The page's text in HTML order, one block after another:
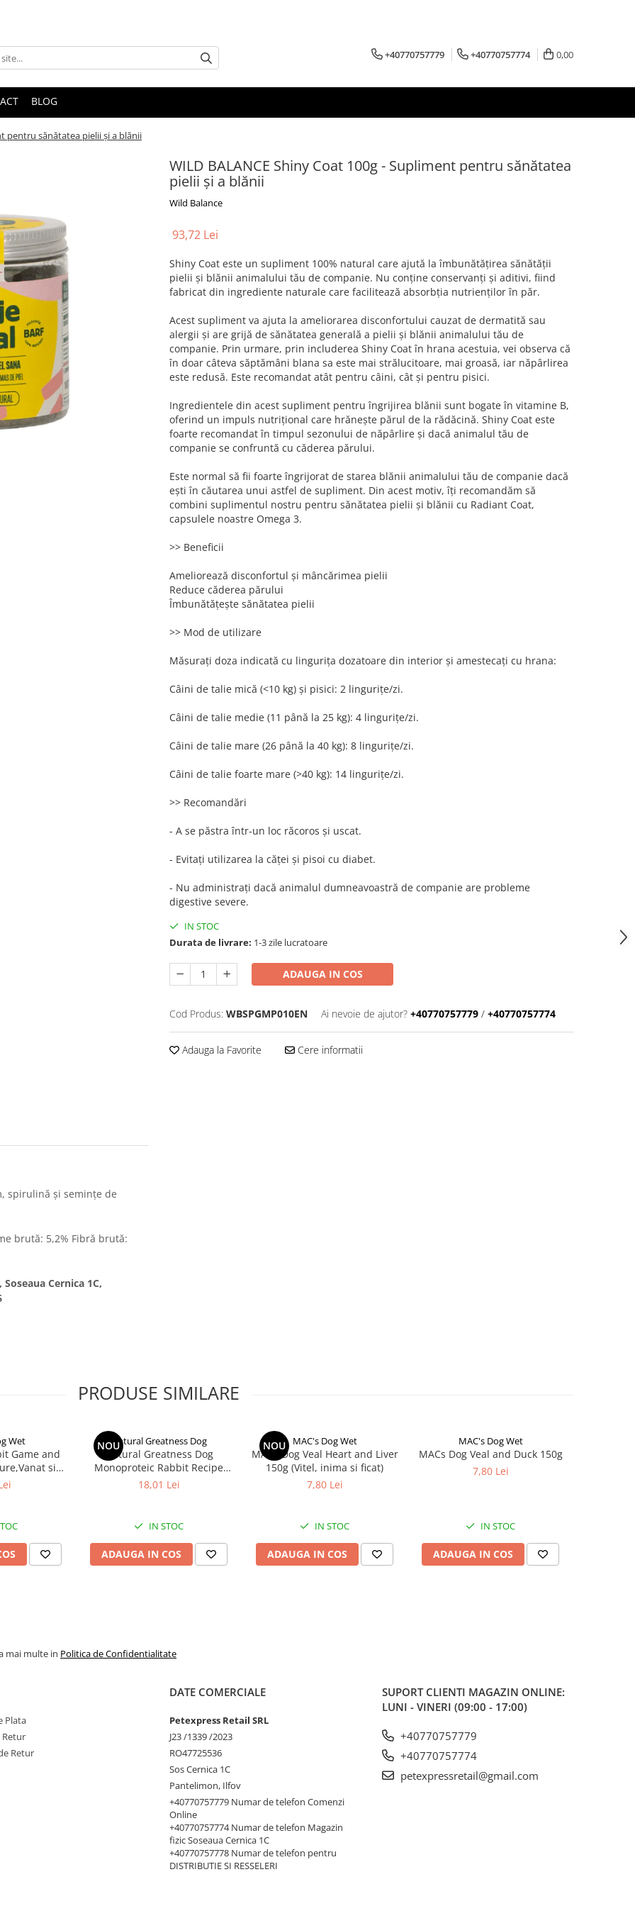
+40770757779 +40770757774 0,00
BLOG
pentru sănătatea pielii și a blănii
WILD BALANCE Shiny Coat 100g - Supliment pentru sănătatea
pielii și a blănii
Wild Balance
93,72 Lei
Shiny Coat este un supliment 100% natural care ajută la îmbunătățirea sănătății
pielii și blănii animalului tău de companie. Nu conține conservanți și aditivi, fiind
fabricat din ingrediente naturale care facilitează absorbția nutrienților în păr.
Acest supliment va ajuta la ameliorarea disconfortului cauzat de dermatită sau
alergii și are grijă de sănătatea generală a pielii și blănii animalului tău de
companie. Prin urmare, prin includerea Shiny Coat în hrana acestuia, vei observa că
în doar câteva săptămâni blana sa este mai strălucitoare, mai groasă, iar năpârlirea
este redusă. Este recomandat atât pentru câini, cât și pentru pisici.
Ingredientele din acest supliment pentru îngrijirea blănii sunt bogate în vitamine B,
oferind un impuls nutrițional care hrănește părul de la rădăcină. Shiny Coat este
foarte recomandat în timpul sezonului de năpârlire și dacă animalul tău de
companie se confruntă cu căderea părului.
Este normal să fii foarte îngrijorat de starea blănii animalului tău de companie dacă
ești în căutarea unui astfel de supliment. Din acest motiv, îți recomandăm să
combini suplimentul nostru pentru sănătatea pielii și blănii cu Radiant Coat,
capsulele noastre Omega 3.
>> Beneficii
Ameliorează disconfortul și mâncărimea pielii
Reduce căderea părului
Îmbunătățește sănătatea pielii
>> Mod de utilizare
Măsurați doza indicată cu lingurița dozatoare din interior și amestecați cu hrana:
Câini de talie mică (<10 kg) și pisici: 2 lingurițe/zi.
Câini de talie medie (11 până la 25 kg): 4 lingurițe/zi.
Câini de talie mare (26 până la 40 kg): 8 lingurițe/zi.
Câini de talie foarte mare (>40 kg): 14 lingurițe/zi.
>> Recomandări
- A se păstra într-un loc răcoros și uscat.
- Evitați utilizarea la căței și pisoi cu diabet.
- Nu administrați dacă animalul dumneavoastră de companie are probleme
digestive severe.
IN STOC
Durata de livrare: 1-3 zile lucratoare
ADAUGA IN COS
Cod Produs: WBSPGMP010EN Ai nevoie de ajutor? +40770757779 / +40770757774
Adauga la Favorite Cere informatii
spirulină și semințe de
brută: 5,2% Fibră brută:
Cernica 1C,
PRODUSE SIMILARE
Wet
Game and
si
NOUNatural Greatness Dog
Natural Greatness Dog
Monoproteic Rabbit Recipe
400g
18,01 Lei
IN STOC
ADAUGA IN COS
NOU MAC's Dog Wet
MACs Dog Veal Heart and Liver
150g (Vitel, inima si ficat)
7,80 Lei
IN STOC
ADAUGA IN COS
MAC's Dog Wet
MACs Dog Veal and Duck 150g
7,80 Lei
IN STOC
ADAUGA IN COS
mai multe in Politica de Confidentialitate
Plata
Retur
Retur
DATE COMERCIALE
Petexpress Retail SRL
J23 /1339 /2023
RO47725536
Sos Cernica 1C
Pantelimon, Ilfov
+40770757779 Numar de telefon Comenzi
Online
+40770757774 Numar de telefon Magazin
fizic Soseaua Cernica 1C
+40770757778 Numar de telefon pentru
DISTRIBUTIE SI RESSELERI
SUPORT CLIENTI MAGAZIN ONLINE:
LUNI - VINERI (09:00 - 17:00)
+40770757779
+40770757774
petexpressretail@gmail.com